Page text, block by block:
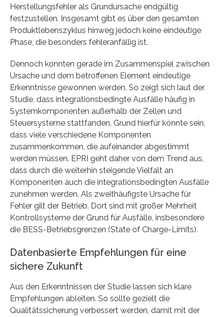
Herstellungsfehler als Grundursache endgültig
festzustellen. Insgesamt gibt es über den gesamten
Produktlebenszyklus hinweg jedoch keine eindeutige
Phase, die besonders fehleranfällig ist.
Dennoch konnten gerade im Zusammenspiel zwischen
Ursache und dem betroffenen Element eindeutige
Erkenntnisse gewonnen werden. So zeigt sich laut der
Studie, dass integrationsbedingte Ausfälle häufig in
Systemkomponenten außerhalb der Zellen und
Steuersysteme stattfanden. Grund hierfür könnte sein,
dass viele verschiedene Komponenten
zusammenkommen, die aufeinander abgestimmt
werden müssen. EPRI geht daher von dem Trend aus,
dass durch die weiterhin steigende Vielfalt an
Komponenten auch die integrationsbedingten Ausfälle
zunehmen werden. Als zweithäufigste Ursache für
Fehler gilt der Betrieb. Dort sind mit großer Mehrheit
Kontrollsysteme der Grund für Ausfälle, insbesondere
die BESS-Betriebsgrenzen (State of Charge-Limits).
Datenbasierte Empfehlungen für eine
sichere Zukunft
Aus den Erkenntnissen der Studie lassen sich klare
Empfehlungen ableiten. So sollte gezielt die
Qualitätssicherung verbessert werden, damit mit der